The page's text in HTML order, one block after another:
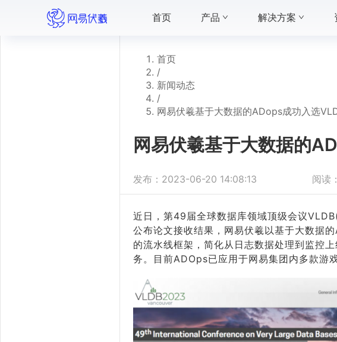
首页 产品 解决方案
首页
/
新闻动态
/
网易伏羲基于大数据的ADops成功入选
网易伏羲基于大数据的
发布： 2023-06-20 14:08:13 阅读：
近日，第49届全球数据库领域顶级会议
公布论文接收结果，网易伏羲以基于大数据
的流水线框架，简化从日志数据处理到监控
务。目前ADOps已应用于网易集团内多款游